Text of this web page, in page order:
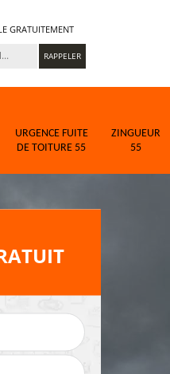
GRATUITEMENT
URGENCE FUITE
DE TOITURE 55
ZINGUEUR
55